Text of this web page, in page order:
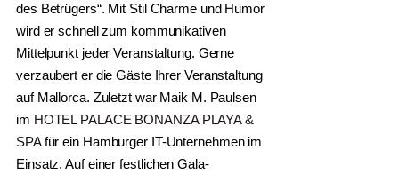
des Betrügers“. Mit Stil Charme und Humor
wird er schnell zum kommunikativen
Mittelpunkt jeder Veranstaltung. Gerne
verzaubert er die Gäste Ihrer Veranstaltung
auf Mallorca. Zuletzt war Maik M. Paulsen
im HOTEL PALACE BONANZA PLAYA &
SPAfür ein Hamburger IT-Unternehmen im
Einsatz. Auf einer festlichen Gala-